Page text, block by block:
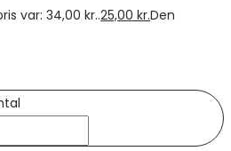
var: 34,00 kr..25,00 kr.Den